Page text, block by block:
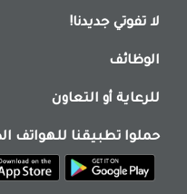
لا تفوتي جديدنا!
الوظائف
للرعاية أو التعاون
حملوا تطبيقنا للهواتف